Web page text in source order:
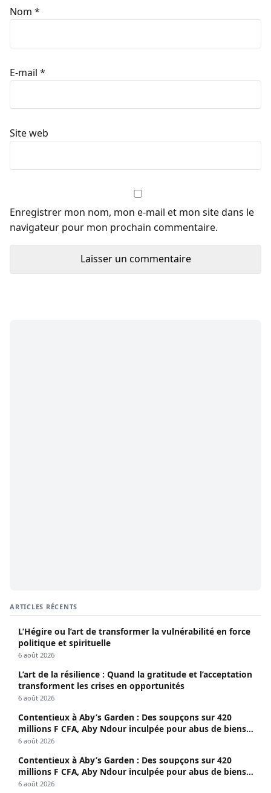
Nom *
E-mail *
Site web
Enregistrer mon nom, mon e-mail et mon site dans le
navigateur pour mon prochain commentaire.
ARTICLES RÉCENTS
L’Hégire ou l’art de transformer la vulnérabilité en force
politique et spirituelle
6 août 2026
L’art de la résilience : Quand la gratitude et l’acceptation
transforment les crises en opportunités
6 août 2026
Contentieux à Aby’s Garden : Des soupçons sur 420
millions F CFA, Aby Ndour inculpée pour abus de biens
sociaux
6 août 2026
Contentieux à Aby’s Garden : Des soupçons sur 420
millions F CFA, Aby Ndour inculpée pour abus de biens
sociaux
6 août 2026